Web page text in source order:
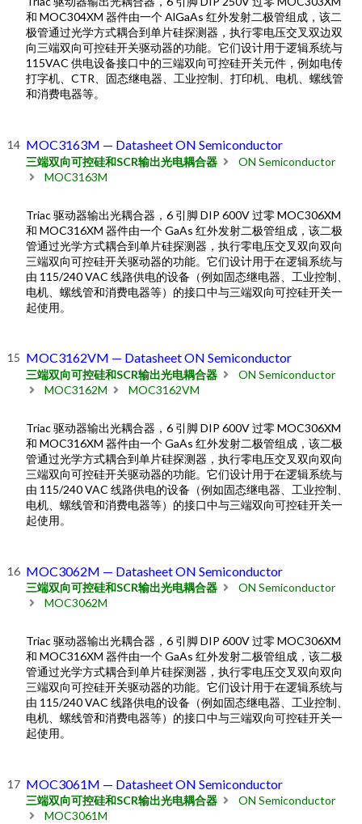
和 MOC304XM 器件由一个 AlGaAs 红外发射二极管组成，该二
极管通过光学方式耦合到单片硅探测器，执行零电压交叉双边双
向三端双向可控硅开关驱动器的功能。它们设计用于逻辑系统与
115VAC 供电设备接口中的三端双向可控硅开关元件，例如电传
打字机、CTR、固态继电器、工业控制、打印机、电机、螺线管
和消费电器等。
MOC3163M — Datasheet ON Semiconductor
三端双向可控硅和SCR输出光电耦合器
ON Semiconductor
MOC3163M
Triac 驱动器输出光耦合器，6 引脚 DIP 600V 过零 MOC306XM
和 MOC316XM 器件由一个 GaAs 红外发射二极管组成，该二极
管通过光学方式耦合到单片硅探测器，执行零电压交叉双向双向
三端双向可控硅开关驱动器的功能。它们设计用于在逻辑系统与
由 115/240 VAC 线路供电的设备（例如固态继电器、工业控制、
电机、螺线管和消费电器等）的接口中与三端双向可控硅开关一
起使用。
MOC3162VM — Datasheet ON Semiconductor
三端双向可控硅和SCR输出光电耦合器
ON Semiconductor
MOC3162M
MOC3162VM
Triac 驱动器输出光耦合器，6 引脚 DIP 600V 过零 MOC306XM
和 MOC316XM 器件由一个 GaAs 红外发射二极管组成，该二极
管通过光学方式耦合到单片硅探测器，执行零电压交叉双向双向
三端双向可控硅开关驱动器的功能。它们设计用于在逻辑系统与
由 115/240 VAC 线路供电的设备（例如固态继电器、工业控制、
电机、螺线管和消费电器等）的接口中与三端双向可控硅开关一
起使用。
MOC3062M — Datasheet ON Semiconductor
三端双向可控硅和SCR输出光电耦合器
ON Semiconductor
MOC3062M
Triac 驱动器输出光耦合器，6 引脚 DIP 600V 过零 MOC306XM
和 MOC316XM 器件由一个 GaAs 红外发射二极管组成，该二极
管通过光学方式耦合到单片硅探测器，执行零电压交叉双向双向
三端双向可控硅开关驱动器的功能。它们设计用于在逻辑系统与
由 115/240 VAC 线路供电的设备（例如固态继电器、工业控制、
电机、螺线管和消费电器等）的接口中与三端双向可控硅开关一
起使用。
MOC3061M — Datasheet ON Semiconductor
三端双向可控硅和SCR输出光电耦合器
ON Semiconductor
MOC3061M